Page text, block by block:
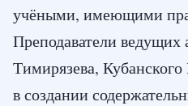
учёными, имеющими
Преподаватели
Тимирязева,
в создании